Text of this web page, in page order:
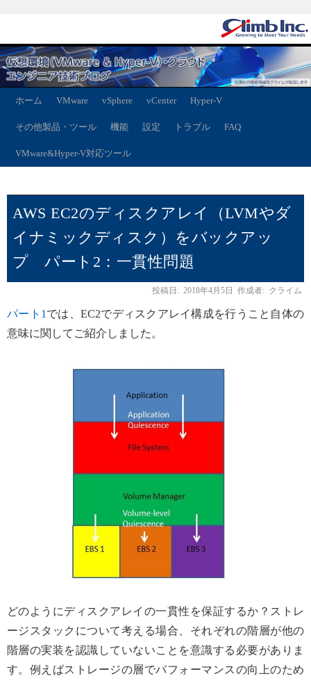
ホーム VMware vSphere vCenter Hyper-V
その他製品・ツール 機能 設定 トラブル FAQ
VMware&Hyper-V対応ツール
AWS EC2のディスクアレイ（LVMやダ
イナミックディスク）をバックアッ
プ パート2：一貫性問題
投稿日: 2018年4月5日 作成者: クライム
パート1 では、EC2でディスクアレイ構成を行うこと自体の
意味に関してご紹介しました。
どのようにディスクアレイの一貫性を保証するか？ストレ
ージスタックについて考える場合、それぞれの階層が他の
階層の実装を認識していないことを意識する必要がありま
す。例えばストレージの層でパフォーマンスの向上のため